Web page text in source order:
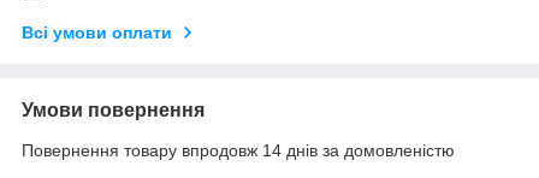
Всі умови оплати
Умови повернення
Повернення товару впродовж 14 днів за домовленістю